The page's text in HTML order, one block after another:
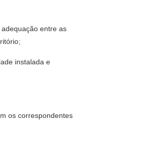
entre as
instalada e
os correspondentes